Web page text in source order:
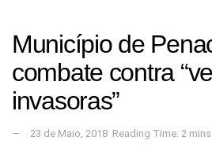
Município de
combate contra
invasoras”
23 de Maio, 2018 Reading Time: 2